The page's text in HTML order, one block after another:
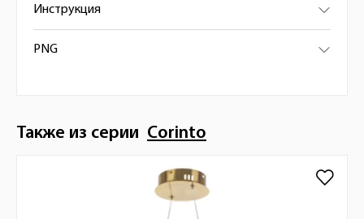
Инструкция
PNG
Также из серии Corinto